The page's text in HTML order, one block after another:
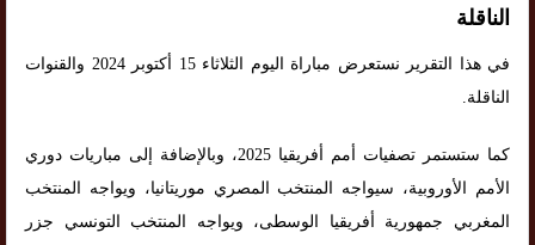
الناقلة
في هذا التقرير نستعرض مباراة اليوم الثلاثاء 15 أكتوبر 2024 والقنوات
الناقلة.
كما ستستمر تصفيات أمم أفريقيا 2025، وبالإضافة إلى مباريات دوري
الأمم الأوروبية، سيواجه المنتخب المصري موريتانيا، ويواجه المنتخب
المغربي جمهورية أفريقيا الوسطى، ويواجه المنتخب التونسي جزر